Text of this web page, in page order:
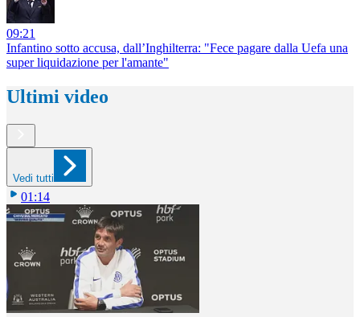
09:21
Infantino sotto accusa, dall’Inghilterra: "Fece pagare dalla Uefa una
super liquidazione per l'amante"
Ultimi video
Vedi tutti
01:14